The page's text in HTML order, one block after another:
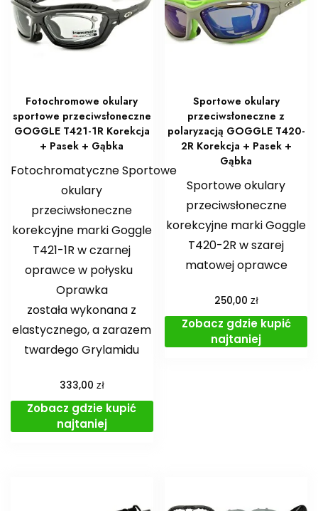
Fotochromowe okulary
sportowe przeciwsłoneczne
GOGGLE T421-1R Korekcja
+ Pasek + Gąbka
Fotochromatyczne Sportowe
okulary
przeciwsłoneczne
korekcyjne marki Goggle
T421-1R w czarnej
oprawce w połysku
Oprawka
została wykonana z
elastycznego, a zarazem
twardego Grylamidu
333,00 zł
Zobacz gdzie kupić
najtaniej
Sportowe okulary
przeciwsłoneczne z
polaryzacją GOGGLE T420-
2R Korekcja + Pasek +
Gąbka
Sportowe okulary
przeciwsłoneczne
korekcyjne marki Goggle
T420-2R w szarej
matowej oprawce
250,00 zł
Zobacz gdzie kupić
najtaniej